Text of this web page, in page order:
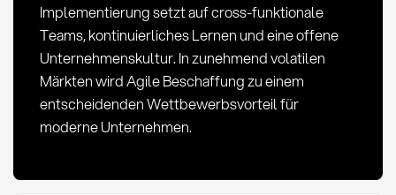
Implementierung setzt auf cross-funktionale
Teams, kontinuierliches Lernen und eine offene
Unternehmenskultur. In zunehmend volatilen
Märkten wird Agile Beschaffung zu einem
entscheidenden Wettbewerbsvorteil für
moderne Unternehmen.